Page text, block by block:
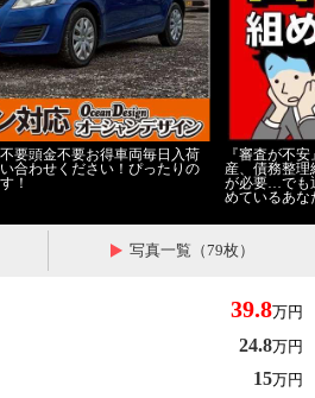
要頭金不要お得車両毎日入荷
合わせください！ぴったりの
！
『審査が不
産、債務整
が必要…でも
めているあな
写真一覧（79枚）
39.8万円
24.8万円
15万円